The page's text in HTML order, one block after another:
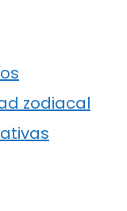
zodiacal